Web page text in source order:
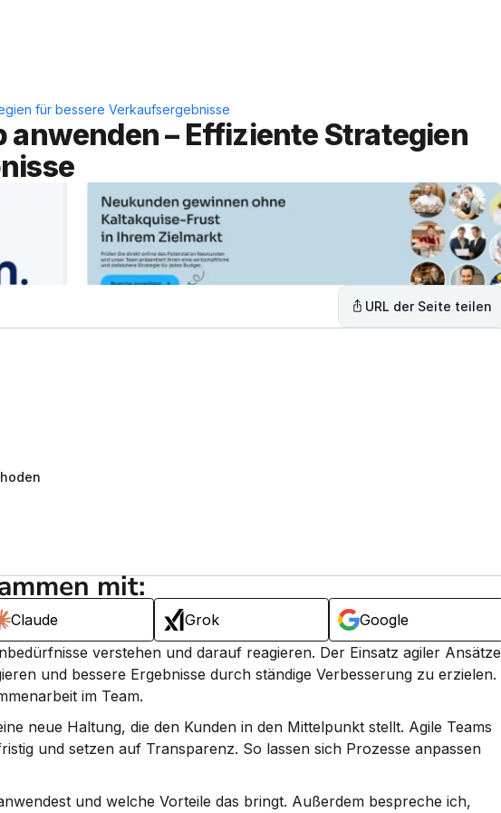
für bessere Verkaufsergebnisse
– Effiziente Strategien
URL der Seite teilen
mit:
Claude Grok
Google
verstehen und darauf reagieren. Der Einsatz agiler Ansätze
und bessere Ergebnisse durch ständige Verbesserung zu erzielen.
im Team.
neue Haltung, die den Kunden in den Mittelpunkt stellt. Agile Teams
und setzen auf Transparenz. So lassen sich Prozesse anpassen
und welche Vorteile das bringt. Außerdem bespreche ich,